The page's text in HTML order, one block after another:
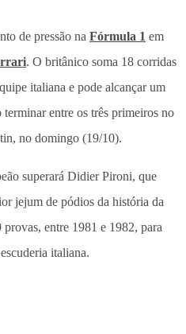
de pressão na Fórmula 1 em
. O britânico soma 18 corridas
italiana e pode alcançar um
entre os três primeiros no
no domingo (19/10).
superará Didier Pironi, que
jejum de pódios da história da
entre 1981 e 1982, para
italiana.